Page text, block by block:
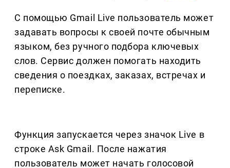
С помощью Gmail Live пользователь может
задавать вопросы к своей почте обычным
языком, без ручного подбора ключевых
слов. Сервис должен помогать находить
сведения о поездках, заказах, встречах и
переписке.
Функция запускается через значок Live в
строке Ask Gmail. После нажатия
пользователь может начать голосовой